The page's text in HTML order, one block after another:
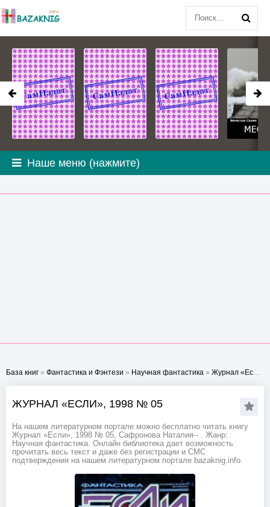
Наше меню (нажмите)
База книг » Фантастика и Фэнтези » Научная фантастика » Журнал «Если», 1998 № 05
ЖУРНАЛ «ЕСЛИ», 1998 № 05
На нашем литературном портале можно бесплатно читать книгу
Журнал «Если», 1998 № 05, Сафронова Наталия-- . Жанр:
Научная фантастика. Онлайн библиотека дает возможность
прочитать весь текст и даже без регистрации и СМС
подтверждения на нашем литературном портале bazaknig.info.